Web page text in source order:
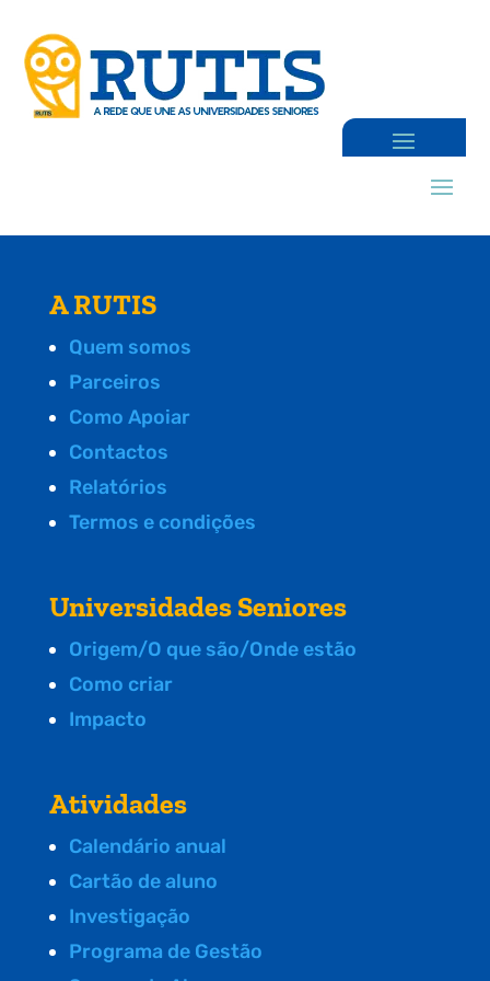
A RUTIS
Quem somos
Parceiros
Como Apoiar
Contactos
Relatórios
Termos e condições
Universidades Seniores
Origem/O que são/Onde estão
Como criar
Impacto
Atividades
Calendário anual
Cartão de aluno
Investigação
Programa de Gestão